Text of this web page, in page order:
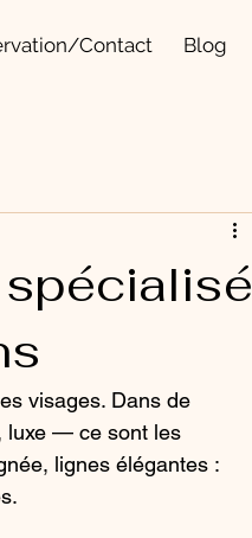
Contact Blog
visages. Dans de
luxe — ce sont les
lignes élégantes :